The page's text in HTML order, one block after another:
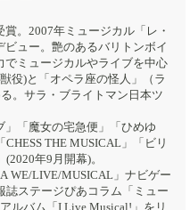
。2007年ミュージカル「レ・
ュー。艶のあるバリトンボイ
でミュージカルやライブを中心
役)と「オペラ座の怪人」（ラ
。サラ・ブライトマン日本ツ
「魔女の宅急便」「ひめゆ
THE MUSICAL」「ビリ
年9月開幕)。
WE/LIVE/MUSICAL」ナビゲー
誌ステージぴあコラム「ミュー
ルバム「I Live Musical!」をリ